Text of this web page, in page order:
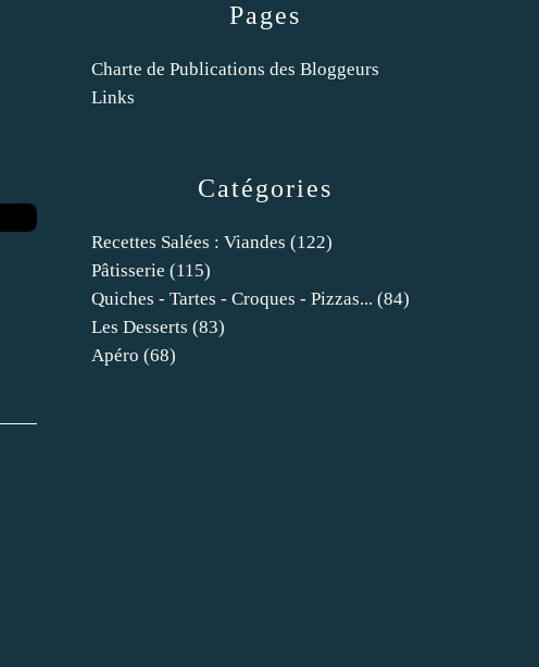
Catégories
Recettes Salées : Viandes (122)
Pâtisserie (115)
Quiches - Tartes - Croques - Pizzas... (84)
Les Desserts (83)
Apéro (68)
Pages
Charte de Publications des Bloggeurs
Links